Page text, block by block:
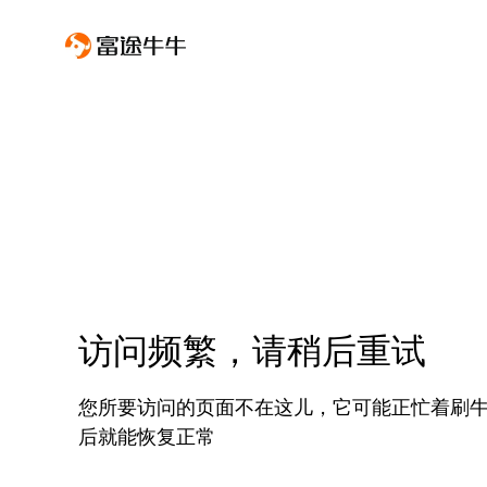
访问频繁，请稍后重试
您所要访问的页面不在这儿，它可能正忙着刷
后就能恢复正常